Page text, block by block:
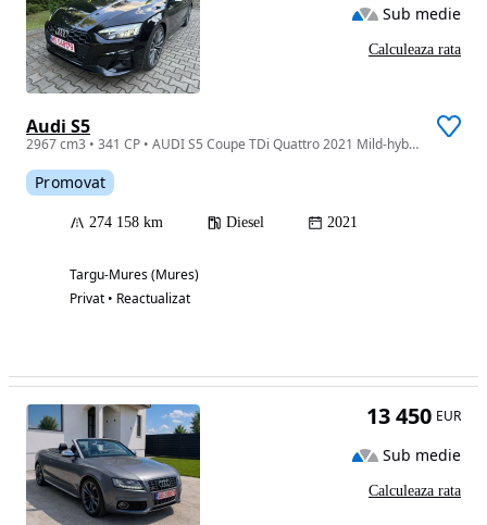
Audi S5
2967 cm3 • 341 CP • AUDI S5 Coupe TDi Quattro 2021 Mild-hybrid
Promovat
274 158 km Diesel 2021
Targu-Mures (Mures)
Privat • Reactualizat
Sub medie
Calculeaza rata
13 450 EUR
Sub medie
Calculeaza rata